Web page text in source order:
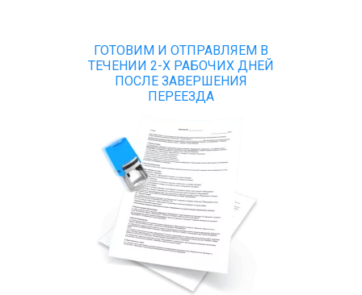
ГОТОВИМ И ОТПРАВЛЯЕМ В
ТЕЧЕНИИ 2-Х РАБОЧИХ ДНЕЙ
ПОСЛЕ ЗАВЕРШЕНИЯ
ПЕРЕЕЗДА